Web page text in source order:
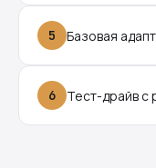
5 Базовая
6 Тест-драйв с